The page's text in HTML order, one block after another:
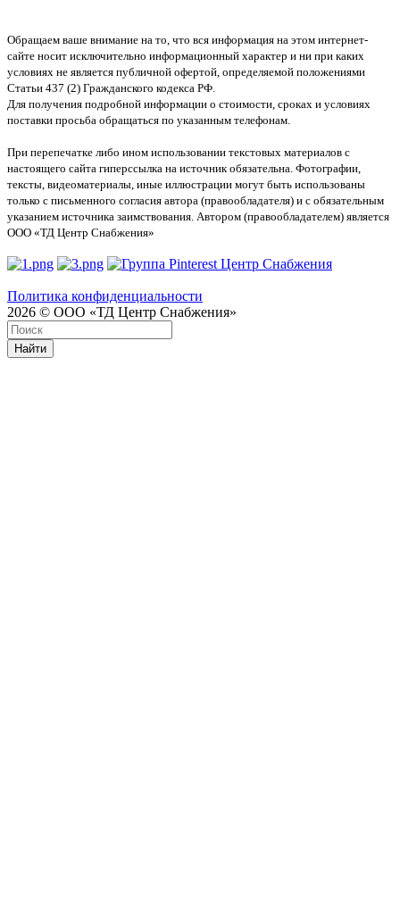
Обращаем ваше внимание на то, что вся информация на этом интернет-
сайте носит исключительно информационный характер и ни при каких
условиях не является публичной офертой, определяемой положениями
Статьи 437 (2) Гражданского кодекса РФ.
Для получения подробной информации о стоимости, сроках и условиях
поставки просьба обращаться по указанным телефонам.
При перепечатке либо ином использовании текстовых материалов с
настоящего сайта гиперссылка на источник обязательна. Фотографии,
тексты, видеоматериалы, иные иллюстрации могут быть использованы
только с письменного согласия автора (правообладателя) и с обязательным
указанием источника заимствования. Автором (правообладателем) является
ООО «ТД Центр Снабжения»
Политика конфиденциальности
2026 © ООО «ТД Центр Снабжения»
Найти